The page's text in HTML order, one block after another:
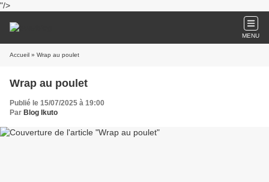
"/>
MENU
Accueil » Wrap au poulet
Wrap au poulet
Publié le 15/07/2025 à 19:00
Par Blog Ikuto